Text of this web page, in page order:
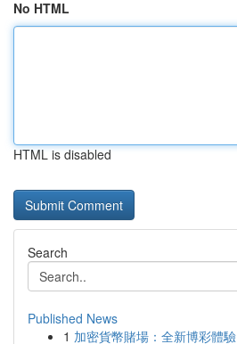
No HTML
HTML is disabled
Search
Published News
1 加密貨幣賭場：全新博彩體驗